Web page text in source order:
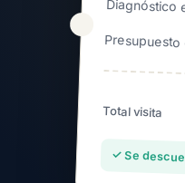
Diagnóstico
Total visita
✓ Se